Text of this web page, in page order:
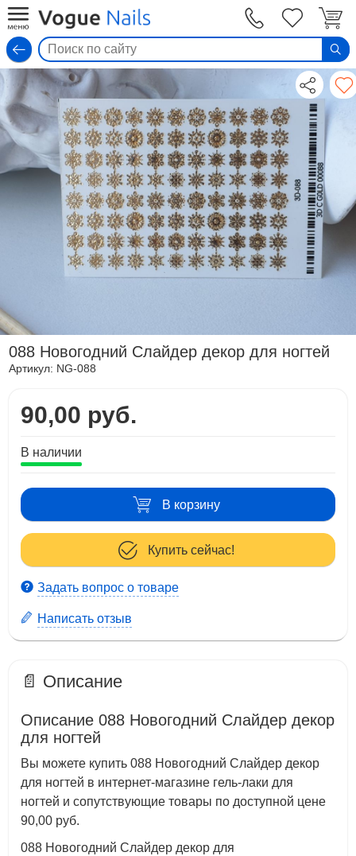
088 Новогодний Слайдер декор для ногтей
Артикул: NG-088
90,00 руб.
В наличии
В корзину
Купить сейчас!
Задать вопрос о товаре
Написать отзыв
📄 Описание
Описание 088 Новогодний Слайдер декор
для ногтей
Вы можете купить 088 Новогодний Слайдер декор
для ногтей в интернет-магазине гель-лаки для
ногтей и сопутствующие товары по доступной цене
90,00 руб.
088 Новогодний Слайдер декор для